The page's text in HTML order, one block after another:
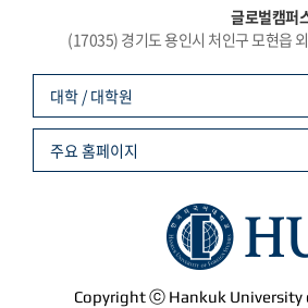
글로벌캠퍼
(17035) 경기도 용인시 처인구 모현읍
Copyright ⓒ Hankuk University
대학 / 대학원
주요 홈페이지